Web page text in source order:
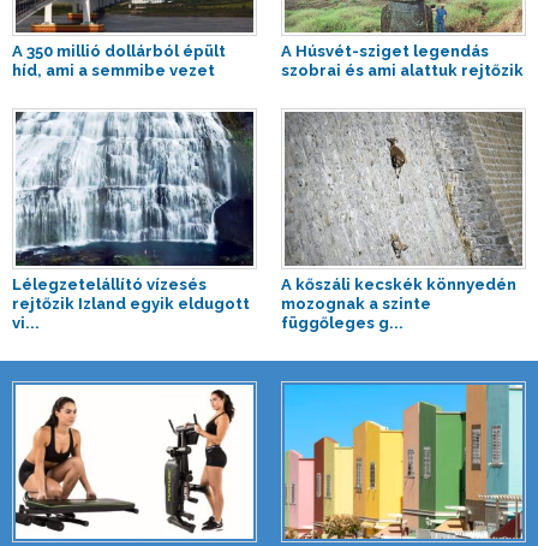
A 350 millió dollárból épült
híd, ami a semmibe vezet
A Húsvét-sziget legendás
szobrai és ami alattuk rejtőzik
Lélegzetelállító vízesés
rejtőzik Izland egyik eldugott
vi...
A kőszáli kecskék könnyedén
mozognak a szinte
függőleges g...